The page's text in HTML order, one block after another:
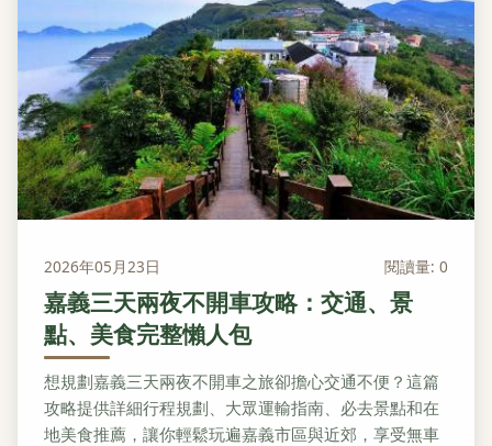
2026年05月23日 閱讀量: 0
嘉義三天兩夜不開車攻略：交通、景
點、美食完整懶人包
想規劃嘉義三天兩夜不開車之旅卻擔心交通不便？這篇
攻略提供詳細行程規劃、大眾運輸指南、必去景點和在
地美食推薦，讓你輕鬆玩遍嘉義市區與近郊，享受無車